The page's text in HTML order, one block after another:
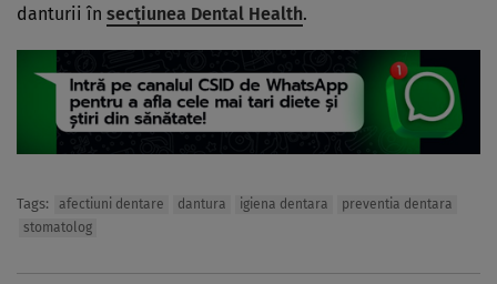
danturii în secţiunea Dental Health.
Tags: afectiuni dentare dantura igiena dentara
preventia dentara
stomatolog